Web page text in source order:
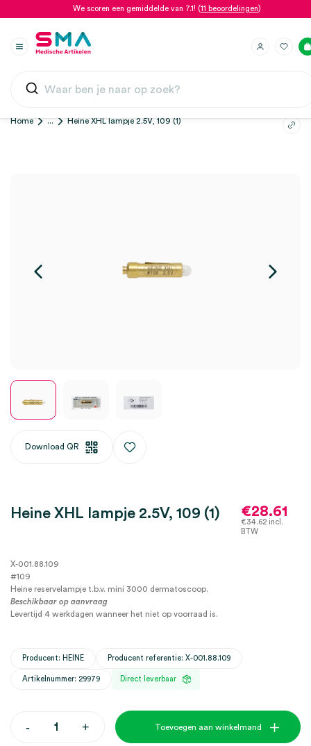
We scoren een gemiddelde van 7.1! (11 beoordelingen)
Home ... Heine XHL lampje 2.5V, 109 (1)
Download QR
Heine XHL lampje 2.5V, 109 (1) €28.61
€34.62 incl.
BTW
X-001.88.109
#109
Heine reservelampje t.b.v. mini 3000 dermatoscoop.
Beschikbaar op aanvraag
Levertijd 4 werkdagen wanneer het niet op voorraad is.
Producent: HEINE Producent referentie: X-001.88.109
Artikelnummer: 29979 Direct leverbaar
- + Toevoegen aan winkelmand